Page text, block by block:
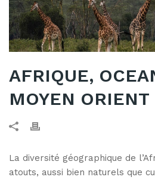
AFRIQUE,
MOYEN ORIENT
La diversité géographique de
atouts, aussi bien naturels que